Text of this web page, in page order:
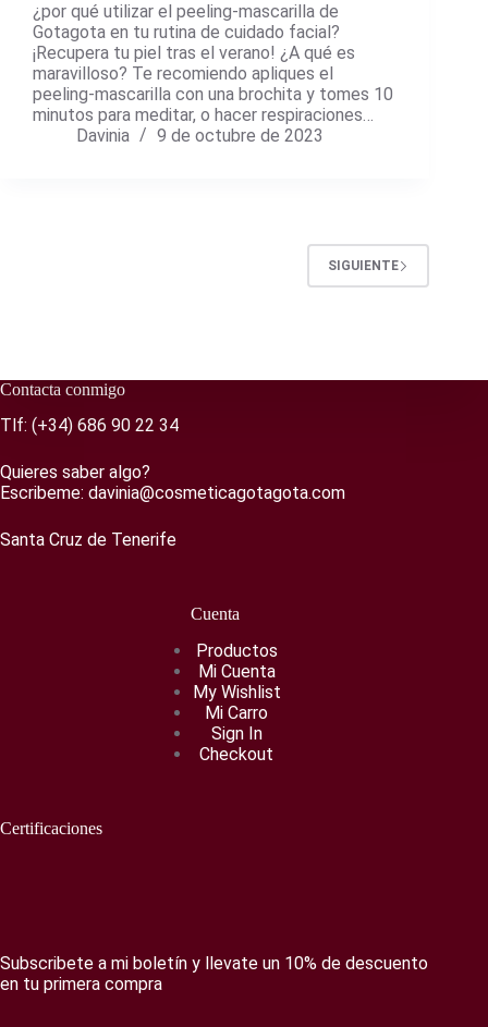
¿por qué utilizar el peeling-mascarilla de
Gotagota en tu rutina de cuidado facial?
¡Recupera tu piel tras el verano! ¿A qué es
maravilloso? Te recomiendo apliques el
peeling-mascarilla con una brochita y tomes 10
minutos para meditar, o hacer respiraciones…
Davinia
9 de octubre de 2023
SIGUIENTE
Contacta conmigo
Tlf: (+34) 686 90 22 34
Quieres saber algo?
Escribeme: davinia@cosmeticagotagota.com
Santa Cruz de Tenerife
Cuenta
Productos
Mi Cuenta
My Wishlist
Mi Carro
Sign In
Checkout
Certificaciones
Subscribete a mi boletín y llevate un 10% de descuento
en tu primera compra